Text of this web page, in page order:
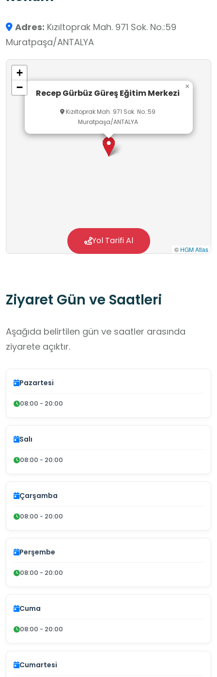
müsabakalara hazırlanması sağlanmaktadır.
Ücretsiz spor kurslarının düzenlendiği merkez,
amatör spor kulüplerine de tahsis edilmektedir.
Tesis, ayrıca soyunma odaları, duş alanları ve
tribün gibi ek imkânlara da sahiptir.
Adres: Kızıltoprak Mah. 971 Sok. No.:59
Muratpaşa/ANTALYA
Recep Gürbüz Güreş Eğitim Merkezi
Kızıltoprak Mah. 971 Sok. No.:59
Muratpaşa/ANTALYA
×
+
−
© HGM Atlas
Yol Tarifi Al
Ziyaret Gün ve Saatleri
Aşağıda belirtilen gün ve saatler arasında
ziyarete açıktır.
Pazartesi
08:00 - 20:00
Salı
08:00 - 20:00
Çarşamba
08:00 - 20:00
Perşembe
08:00 - 20:00
Cuma
08:00 - 20:00
Cumartesi